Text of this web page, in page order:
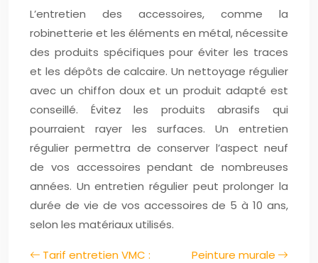
L’entretien des accessoires, comme la
robinetterie et les éléments en métal, nécessite
des produits spécifiques pour éviter les traces
et les dépôts de calcaire. Un nettoyage régulier
avec un chiffon doux et un produit adapté est
conseillé. Évitez les produits abrasifs qui
pourraient rayer les surfaces. Un entretien
régulier permettra de conserver l’aspect neuf
de vos accessoires pendant de nombreuses
années. Un entretien régulier peut prolonger la
durée de vie de vos accessoires de 5 à 10 ans,
selon les matériaux utilisés.
Tarif entretien VMC :
Peinture murale